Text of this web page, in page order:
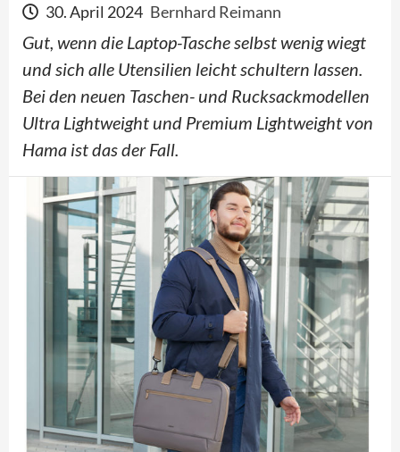
30. April 2024 Bernhard Reimann
Gut, wenn die Laptop-Tasche selbst wenig wiegt
und sich alle Utensilien leicht schultern lassen.
Bei den neuen Taschen- und Rucksackmodellen
Ultra Lightweight und Premium Lightweight von
Hama ist das der Fall.